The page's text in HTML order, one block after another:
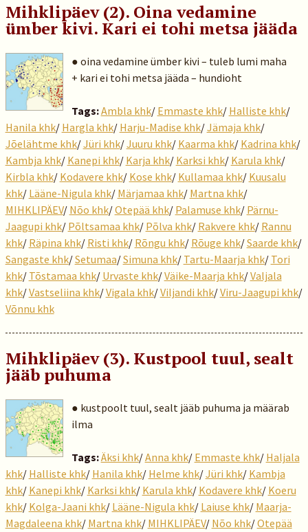
Mihklipäev (2). Oina vedamine
ümber kivi. Kari ei tohi metsa jääda
● oina vedamine ümber kivi – tuleb lumi maha
+ kari ei tohi metsa jääda – hundioht
Tags:Ambla khk/ Emmaste khk/ Halliste khk/
Hanila khk/ Hargla khk/ Harju-Madise khk/Jämaja khk/
Jõelähtme khk/Jüri khk/Juuru khk/ Kaarma khk/ Kadrina khk/
Kambja khk/ Kanepi khk/ Karja khk/ Karksi khk/ Karula khk/
Kirbla khk/ Kodavere khk/ Kose khk/ Kullamaa khk/ Kuusalu
khk/ Lääne-Nigula khk/ Märjamaa khk/ Martna khk/
MIHKLIPÄEV/ Nõo khk/Otepää khk/ Palamuse khk/ Pärnu-
Jaagupi khk/ Põltsamaa khk/ Põlva khk/ Rakvere khk/ Rannu
khk/ Räpina khk/ Risti khk/ Rõngu khk/ Rõuge khk/Saarde khk/
Sangaste khk/Setumaa/Simuna khk/ Tartu-Maarja khk/ Tori
khk/ Tõstamaa khk/ Urvaste khk/Väike-Maarja khk/Valjala
khk/Vastseliina khk/Vigala khk/Viljandi khk/Viru-Jaagupi khk/
Võnnu khk
Mihklipäev (3). Kustpool tuul, sealt
jääb puhuma
● kustpoolt tuul, sealt jääb puhuma ja määrab
ilma
Tags:Äksi khk/Anna khk/ Emmaste khk/ Haljala
khk/ Halliste khk/ Hanila khk/ Helme khk/Jüri khk/ Kambja
khk/ Kanepi khk/ Karksi khk/ Karula khk/ Kodavere khk/ Koeru
khk/ Kolga-Jaani khk/ Lääne-Nigula khk/ Laiuse khk/ Maarja-
Magdaleena khk/ Martna khk/ MIHKLIPÄEV/ Nõo khk/Otepää